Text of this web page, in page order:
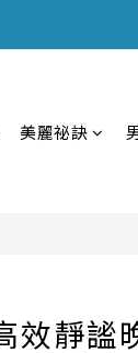
美麗祕訣
效靜謐